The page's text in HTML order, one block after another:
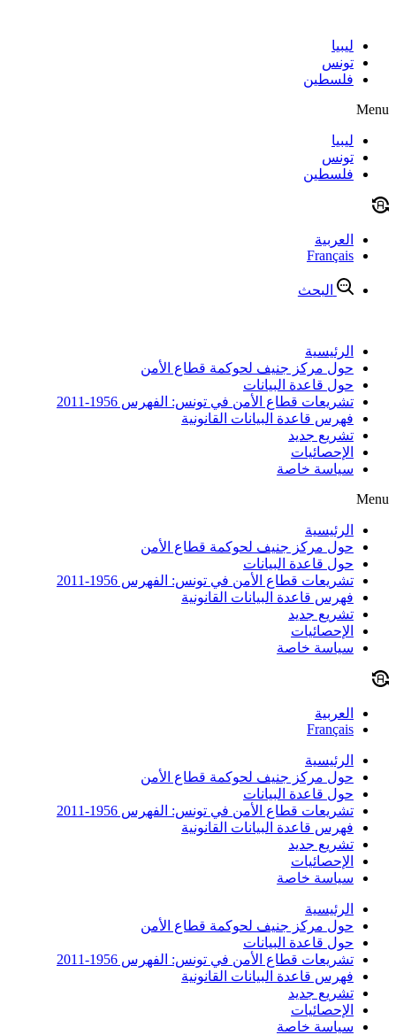
contentليبيا
تونس
فلسطين
Menu
ليبيا
تونس
فلسطين
العربية
Français
البحث
الرئيسية
حول مركز جنيف لحوكمة قطاع الأمن
حول قاعدة البيانات
تشريعات قطاع الأمن في تونس: الفهرس 1956-2011
فهرس قاعدة البيانات القانونية
تشريع جديد
الإحصائيات
سياسة خاصة
Menu
الرئيسية
حول مركز جنيف لحوكمة قطاع الأمن
حول قاعدة البيانات
تشريعات قطاع الأمن في تونس: الفهرس 1956-2011
فهرس قاعدة البيانات القانونية
تشريع جديد
الإحصائيات
سياسة خاصة
العربية
Français
الرئيسية
حول مركز جنيف لحوكمة قطاع الأمن
حول قاعدة البيانات
تشريعات قطاع الأمن في تونس: الفهرس 1956-2011
فهرس قاعدة البيانات القانونية
تشريع جديد
الإحصائيات
سياسة خاصة
الرئيسية
حول مركز جنيف لحوكمة قطاع الأمن
حول قاعدة البيانات
تشريعات قطاع الأمن في تونس: الفهرس 1956-2011
فهرس قاعدة البيانات القانونية
تشريع جديد
الإحصائيات
سياسة خاصة